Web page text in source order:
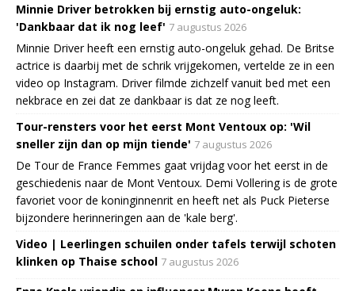
Minnie Driver betrokken bij ernstig auto-ongeluk:
'Dankbaar dat ik nog leef' 7 augustus 2026
Minnie Driver heeft een ernstig auto-ongeluk gehad. De Britse
actrice is daarbij met de schrik vrijgekomen, vertelde ze in een
video op Instagram. Driver filmde zichzelf vanuit bed met een
nekbrace en zei dat ze dankbaar is dat ze nog leeft.
Tour-rensters voor het eerst Mont Ventoux op: 'Wil
sneller zijn dan op mijn tiende' 7 augustus 2026
De Tour de France Femmes gaat vrijdag voor het eerst in de
geschiedenis naar de Mont Ventoux. Demi Vollering is de grote
favoriet voor de koninginnenrit en heeft net als Puck Pieterse
bijzondere herinneringen aan de 'kale berg'.
Video | Leerlingen schuilen onder tafels terwijl schoten
klinken op Thaise school 7 augustus 2026